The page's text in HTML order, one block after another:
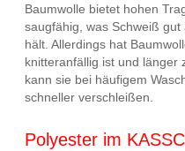
Baumwolle bietet hohen
saugfähig, was Schweiß
hält. Allerdings hat
knitteranfällig ist und länger
kann sie bei häufigem
schneller verschleißen.
Polyester im